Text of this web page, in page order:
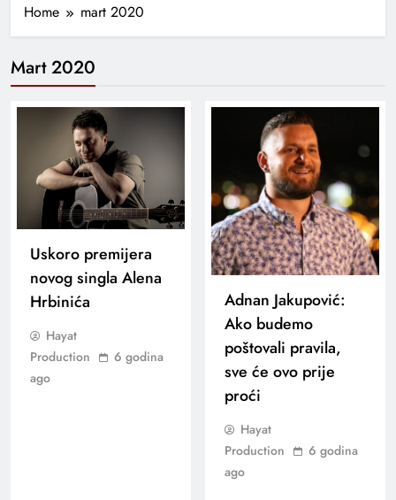
Home mart 2020
Mart 2020
Uskoro premijera
novog singla Alena
Hrbinića
Hayat
Production
6 godina
ago
Adnan Jakupović:
Ako budemo
poštovali pravila,
sve će ovo prije
proći
Hayat
Production
6 godina
ago